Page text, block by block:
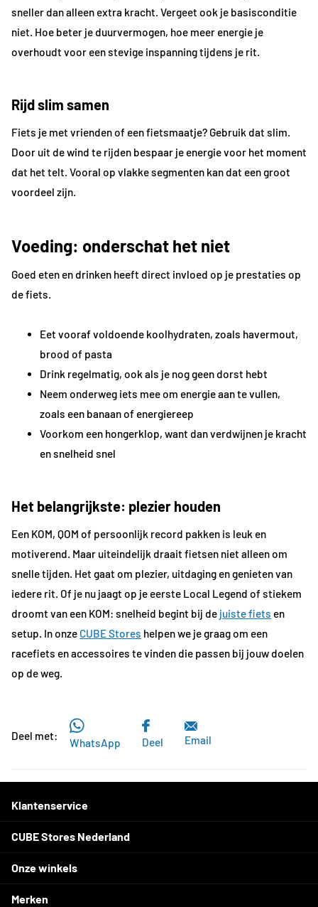
sneller dan alleen extra kracht. Vergeet ook je basisconditie
niet. Hoe beter je duurvermogen, hoe meer energie je
overhoudt voor een stevige inspanning tijdens je rit.
Rijd slim samen
Fiets je met vrienden of een fietsmaatje? Gebruik dat slim.
Door uit de wind te rijden bespaar je energie voor het moment
dat het telt. Vooral op vlakke segmenten kan dat een groot
voordeel zijn.
Voeding: onderschat het niet
Goed eten en drinken heeft direct invloed op je prestaties op
de fiets.
Eet vooraf voldoende koolhydraten, zoals havermout,
brood of pasta
Drink regelmatig, ook als je nog geen dorst hebt
Neem onderweg iets mee om energie aan te vullen,
zoals een banaan of energiereep
Voorkom een hongerklop, want dan verdwijnen je kracht
en snelheid snel
Het belangrijkste: plezier houden
Een KOM, QOM of persoonlijk record pakken is leuk en
motiverend. Maar uiteindelijk draait fietsen niet alleen om
snelle tijden. Het gaat om plezier, uitdaging en genieten van
iedere rit. Of je nu jaagt op je eerste Local Legend of stiekem
droomt van een KOM: snelheid begint bij de juiste fiets en
setup. In onze CUBE Stores helpen we je graag om een
racefiets en accessoires te vinden die passen bij jouw doelen
op de weg.
Deel met:
WhatsApp Deel Email
Klantenservice
CUBE Stores Nederland
Onze winkels
Merken